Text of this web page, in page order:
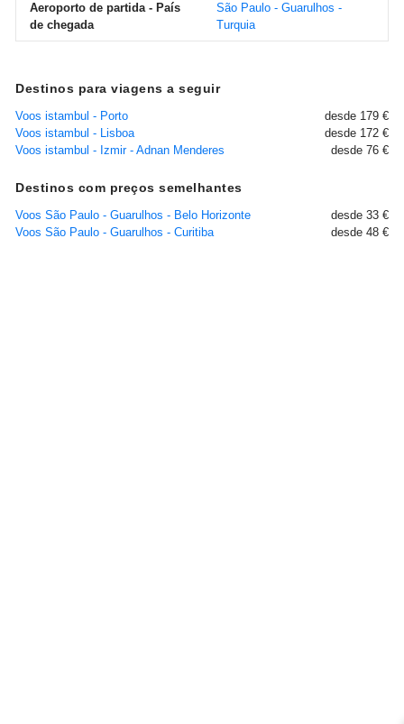
Aeroporto de partida - País
de chegada
São Paulo - Guarulhos -
Turquia
Destinos para viagens a seguir
Voos istambul - Porto
desde 179 €
Voos istambul - Lisboa
desde 172 €
Voos istambul - Izmir - Adnan Menderes
desde 76 €
Destinos com preços semelhantes
Voos São Paulo - Guarulhos - Belo Horizonte
desde 33 €
Voos São Paulo - Guarulhos - Curitiba
desde 48 €